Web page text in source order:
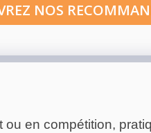
NOS
ou en compétition,